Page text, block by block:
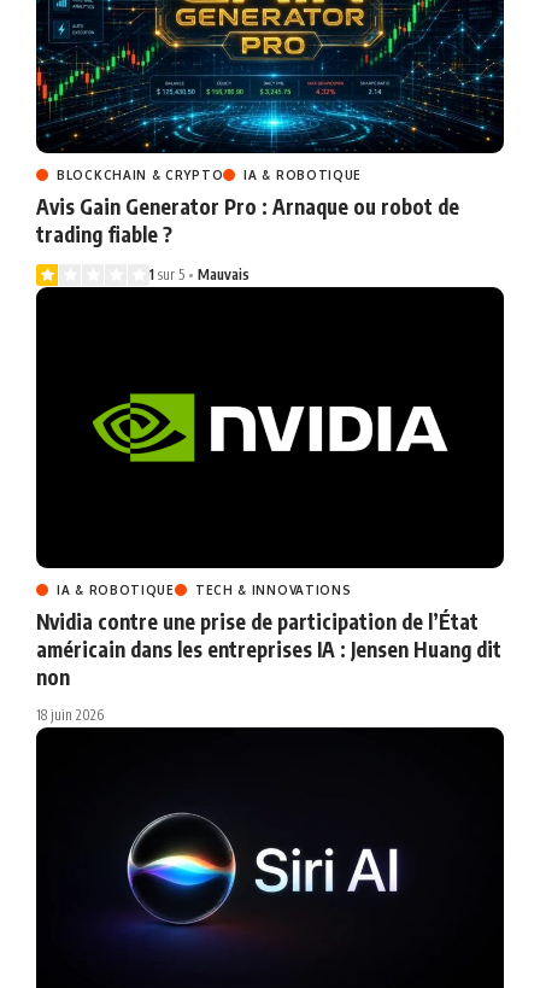
BLOCKCHAIN & CRYPTO IA & ROBOTIQUE
Avis Gain Generator Pro : Arnaque ou robot de
trading fiable ?
1 sur 5 Mauvais
IA & ROBOTIQUE TECH & INNOVATIONS
Nvidia contre une prise de participation de l’État
américain dans les entreprises IA : Jensen Huang dit
non
18 juin 2026